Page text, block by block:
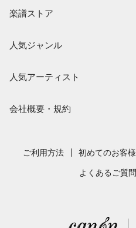
退会はこちら
楽譜ストア
難易度別に探す
まもなく配信
人気ジャンル
保育
発表会
人気アーティスト
新沢としひこ
会社概要・規約
採用情報
ご利用方法 初めてのお客様
よくあるご質問